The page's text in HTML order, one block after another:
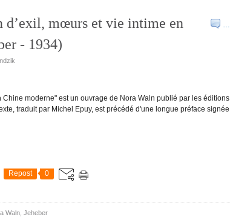
…
d’exil, mœurs et vie intime en
- 1934)
moderne" est un ouvrage de Nora Waln publié par les éditions
traduit par Michel Epuy, est précédé d'une longue préface signée
Repost 0
Waln Jeheber